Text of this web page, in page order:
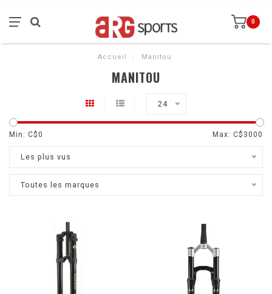
0
Accueil / Manitou
MANITOU
24
Min: C$0 Max: C$ 3000
Les plus vus
Toutes les marques